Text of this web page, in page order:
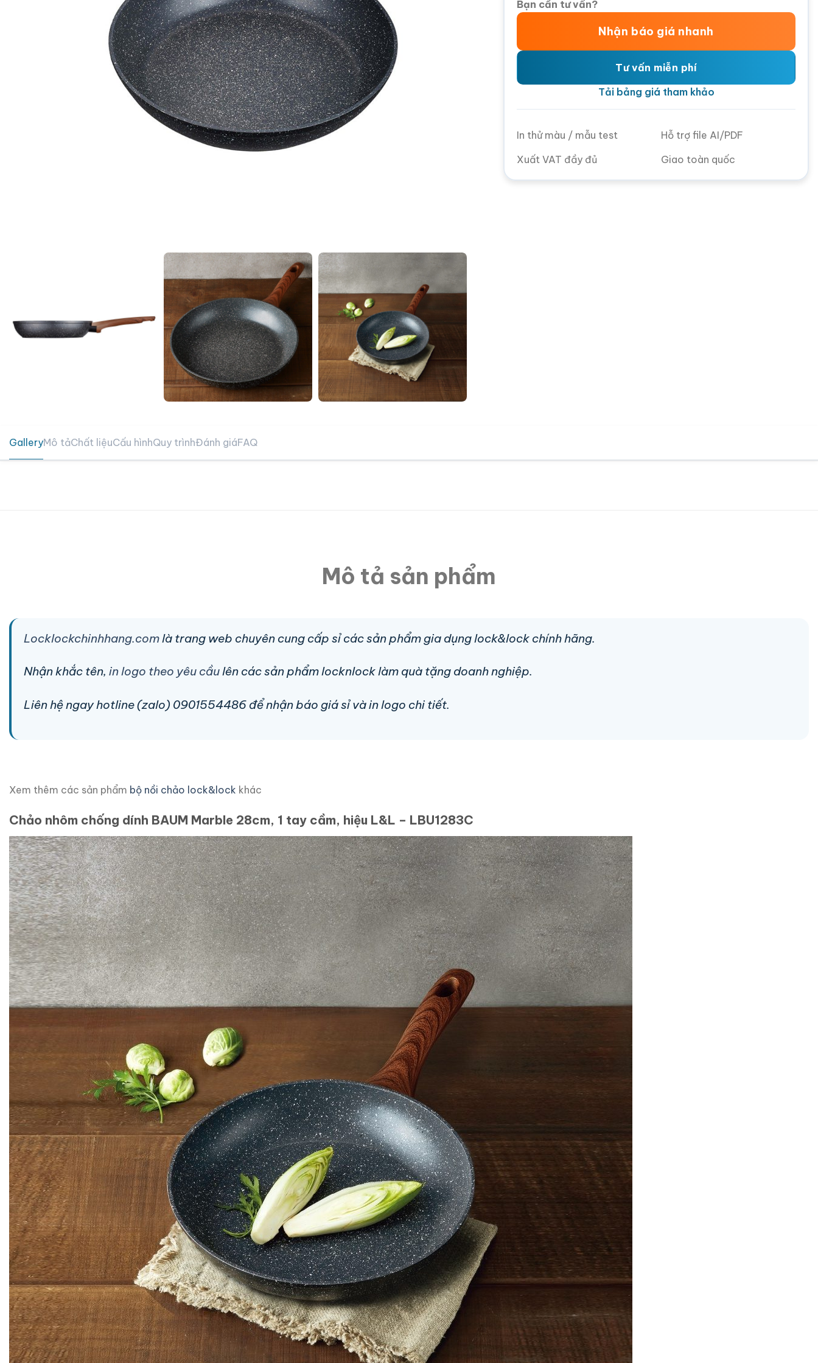
Bạn cần tư vấn?
Nhận báo giá nhanh
Tư vấn miễn phí
Tải bảng giá tham khảo
In thử màu / mẫu test
Hỗ trợ file AI/PDF
Xuất VAT đầy đủ
Giao toàn quốc
GalleryMô tảChất liệuCấu hìnhQuy trìnhĐánh giáFAQ
Mô tả sản phẩm
Locklockchinhhang.com là trang web chuyên cung cấp sỉ các sản phẩm gia dụng lock&lock chính hãng.
Nhận khắc tên, in logo theo yêu cầulên các sản phẩm locknlock làm quà tặng doanh nghiệp.
Liên hệ ngay hotline (zalo) 0901554486 để nhận báo giá sỉ và in logo chi tiết.
Xem thêm các sản phẩm bộ nồi chảo lock&lock khác
Chảo nhôm chống dính BAUM Marble 28cm, 1 tay cầm, hiệu L&L – LBU1283C